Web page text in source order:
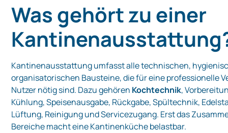
Was gehört zu einer
Kantinenausstattung umfasst alle technischen,
organisatorischen Bausteine, die für eine professionelle
Nutzer nötig sind. Dazu gehören Kochtechnik,
Kühlung, Speisenausgabe, Rückgabe, Spültechnik,
Lüftung, Reinigung und Servicezugang. Erst das
Bereiche macht eine Kantinenküche belastbar.